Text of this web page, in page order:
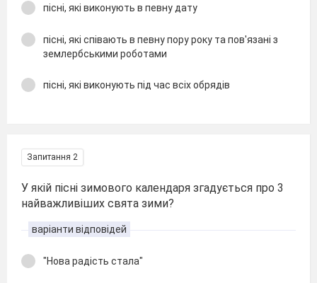
пісні, які виконують в певну дату
пісні, які співають в певну пору року та пов'язані з
землербськими роботами
пісні, які виконують під час всіх обрядів
Запитання 2
У якій пісні зимового календаря згадується про 3
найважливіших свята зими?
варіанти відповідей
"Нова радість стала"